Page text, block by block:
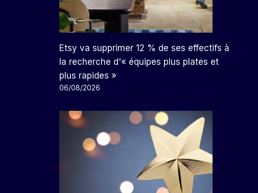
Nestlé Relève Ses Prévisions De
Chiffre D’affaires Pour 2022
Pour La Troisième Fois Cette
Année
Par Arthur 29/11/2022
Etsy va supprimer 12 % de ses effectifs à
la recherche d'« équipes plus plates et
plus rapides »
06/08/2026